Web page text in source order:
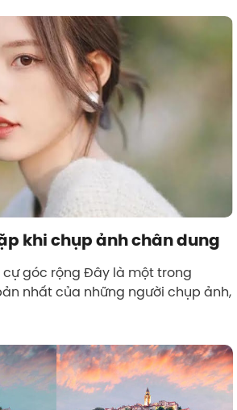
khi chụp ảnh chân dung
cự góc rộng Đây là một trong
nhất của những người chụp ảnh,